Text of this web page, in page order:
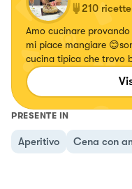
210 ricette
Amo cucinare
mi piace mangiare
cucina tipica che trovo
❤️amo la lettura e i cani
cucino ma non
PRESENTE IN
Aperitivo Cena con